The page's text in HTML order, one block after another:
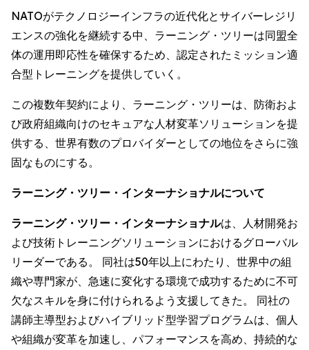
NATOがテクノロジーインフラの近代化とサイバーレジリ
エンスの強化を継続する中、ラーニング・ツリーは同盟全
体の運用即応性を確保するため、認定されたミッション適
合型トレーニングを提供していく。
この複数年契約により、ラーニング・ツリーは、防衛およ
び政府組織向けのセキュアな人材変革ソリューションを提
供する、世界有数のプロバイダーとしての地位をさらに強
固なものにする。
ラーニング・ツリー・インターナショナルについて
ラーニング・ツリー・インターナショナルは、人材開発お
よび技術トレーニングソリューションにおけるグローバル
リーダーである。 同社は50年以上にわたり、世界中の組
織や専門家が、急速に変化する環境で成功するために不可
欠なスキルを身に付けられるよう支援してきた。 同社の
講師主導型およびハイブリッド型学習プログラムは、個人
や組織が変革を加速し、パフォーマンスを高め、持続的な